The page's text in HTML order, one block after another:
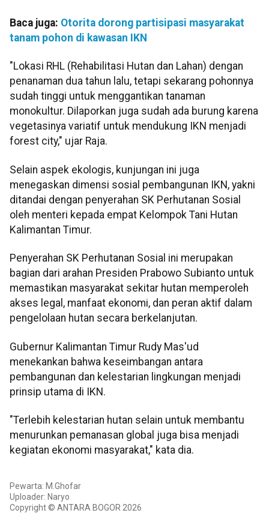
Baca juga: Otorita dorong partisipasi masyarakat
tanam pohon di kawasan IKN
"Lokasi RHL (Rehabilitasi Hutan dan Lahan) dengan
penanaman dua tahun lalu, tetapi sekarang pohonnya
sudah tinggi untuk menggantikan tanaman
monokultur. Dilaporkan juga sudah ada burung karena
vegetasinya variatif untuk mendukung IKN menjadi
forest city," ujar Raja.
Selain aspek ekologis, kunjungan ini juga
menegaskan dimensi sosial pembangunan IKN, yakni
ditandai dengan penyerahan SK Perhutanan Sosial
oleh menteri kepada empat Kelompok Tani Hutan
Kalimantan Timur.
Penyerahan SK Perhutanan Sosial ini merupakan
bagian dari arahan Presiden Prabowo Subianto untuk
memastikan masyarakat sekitar hutan memperoleh
akses legal, manfaat ekonomi, dan peran aktif dalam
pengelolaan hutan secara berkelanjutan.
Gubernur Kalimantan Timur Rudy Mas'ud
menekankan bahwa keseimbangan antara
pembangunan dan kelestarian lingkungan menjadi
prinsip utama di IKN.
"Terlebih kelestarian hutan selain untuk membantu
menurunkan pemanasan global juga bisa menjadi
kegiatan ekonomi masyarakat," kata dia.
Pewarta: M.Ghofar
Uploader: Naryo
Copyright © ANTARA BOGOR 2026